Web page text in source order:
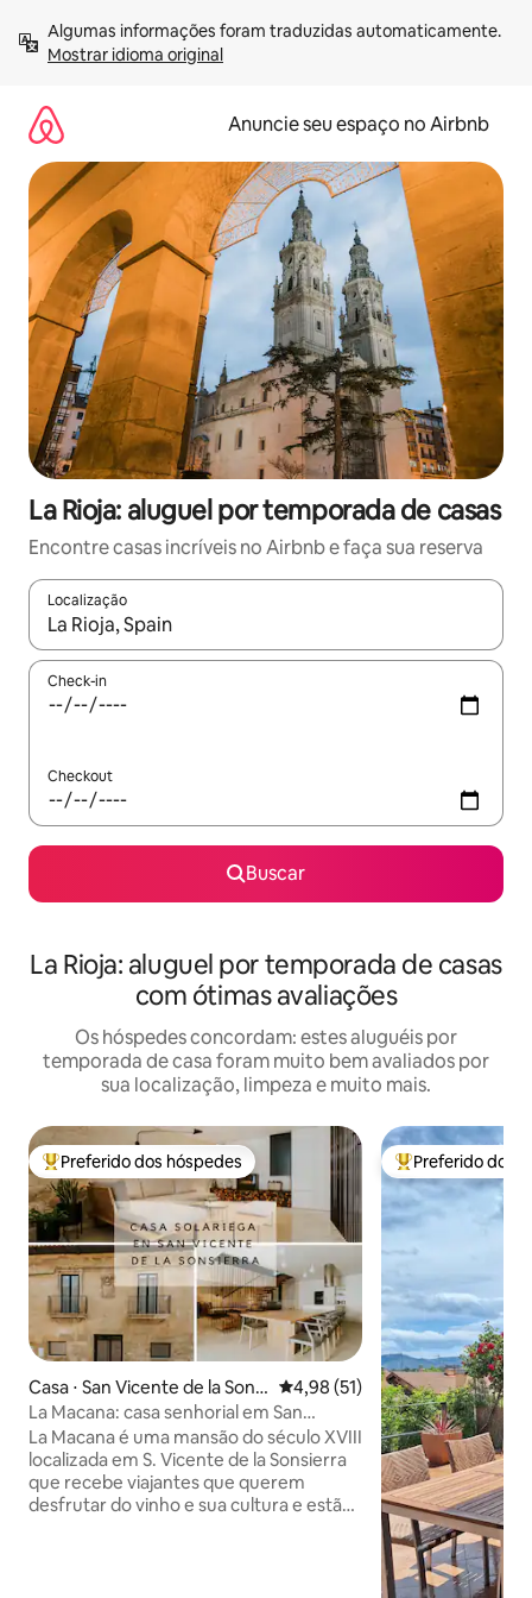
para
Mostrar idioma original
Anuncie seu espaço no Airbnb
La Rioja: aluguel por temporada de casas
Encontre casas incríveis no Airbnb e faça sua reserva
Localização
Quando os resultados estiverem disponíveis, explore-os
Check-in
Checkout
Buscar
La Rioja: aluguel por temporada de casas
com ótimas avaliações
Os hóspedes concordam: estes aluguéis por
temporada de casa foram muito bem avaliados por
sua localização, limpeza e muito mais.
Entre os melhores preferidos dos hóspedes
Preferido dos hóspedes
Casa ⋅ San Vicente de la Sonsi
erra
4,98 de uma avaliação média
4,98 (51)
La Macana: casa senhorial em San
Vicente Sonsierra
La Macana é uma mansão do século XVIII
localizada em S. Vicente de la Sonsierra
que recebe viajantes que querem
desfrutar do vinho e sua cultura e estão
Entre os
Preferido dos